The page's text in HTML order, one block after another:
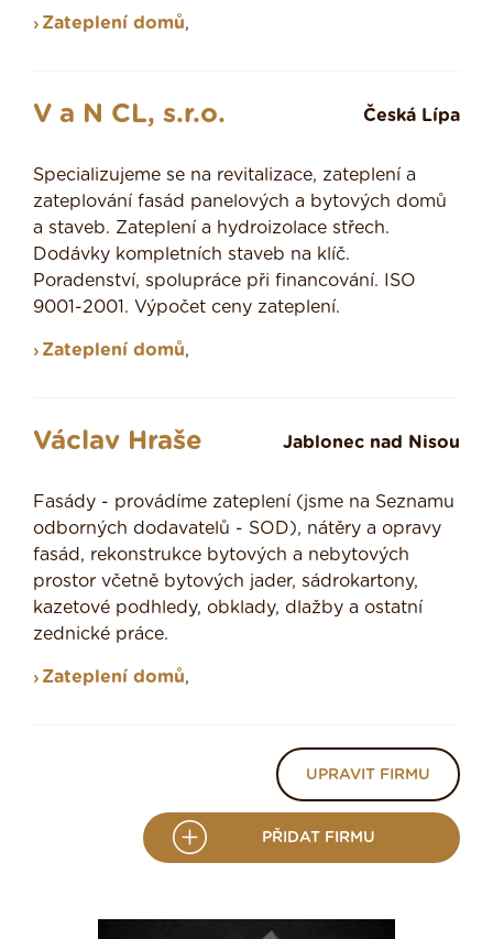
Zateplení domů,
V a N CL, s.r.o. Česká Lípa
Specializujeme se na revitalizace, zateplení a
zateplování fasád panelových a bytových domů
a staveb. Zateplení a hydroizolace střech.
Dodávky kompletních staveb na klíč.
Poradenství, spolupráce při financování. ISO
9001-2001. Výpočet ceny zateplení.
Zateplení domů,
Václav Hraše Jablonec nad Nisou
Fasády - provádíme zateplení (jsme na Seznamu
odborných dodavatelů - SOD), nátěry a opravy
fasád, rekonstrukce bytových a nebytových
prostor včetně bytových jader, sádrokartony,
kazetové podhledy, obklady, dlažby a ostatní
zednické práce.
Zateplení domů,
UPRAVIT FIRMU
PŘIDAT FIRMU